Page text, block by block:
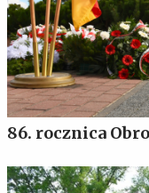
86. rocznica